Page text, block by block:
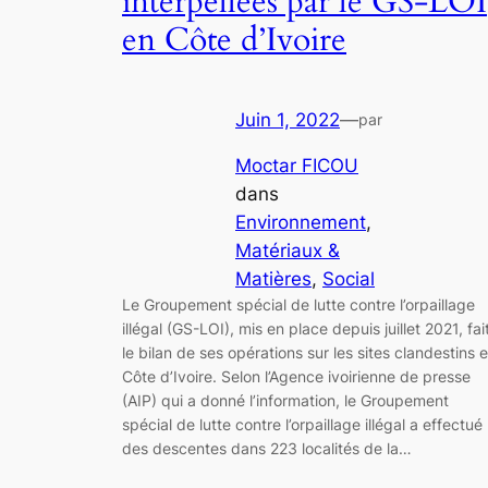
en Côte d’Ivoire
Juin 1, 2022—par
Moctar FICOU
dans
Environnement
Matériaux &
Matières, Social
Le Groupement spécial de lutte contre l’orpaillage
illégal (GS-LOI), mis en place depuis juillet 2021,
le bilan de ses opérations sur les sites clandestins
Côte d’Ivoire. Selon l’Agence ivoirienne de presse
(AIP) qui a donné l’information, le Groupement
spécial de lutte contre l’orpaillage illégal a effectué
des descentes dans 223 localités de la…